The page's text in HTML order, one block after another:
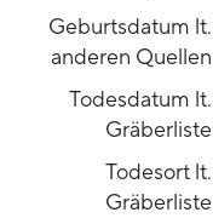
Geburtsdatum lt.
anderen Quellen
Todesdatum lt.
Gräberliste
Todesort lt.
Gräberliste